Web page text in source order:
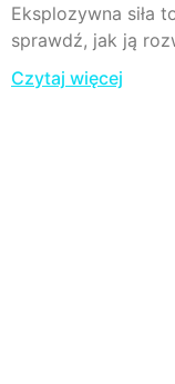
Eksplozywna siła
sprawdź, jak ją
Czytaj więcej